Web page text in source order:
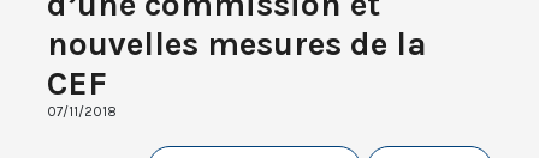
nouvelles mesures de la
CEF
07/11/2018